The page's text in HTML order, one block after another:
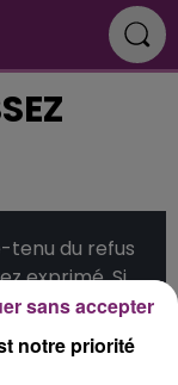
du refus
exprimé. Si
nous donner
ci-
notre priorité
sans accepter